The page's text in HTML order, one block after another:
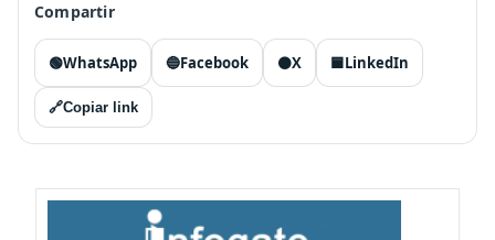
Compartir
🟢WhatsApp 🔵Facebook ⚫X 🟦LinkedIn
🔗Copiar link